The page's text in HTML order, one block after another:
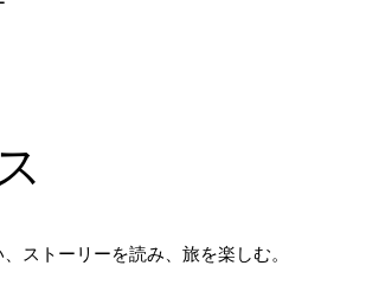
ストーリーを読み、旅を楽しむ。